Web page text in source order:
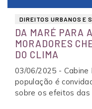
DIREITOS URBANOS E
DA MARÉ PARA
MORADORES
DO CLIMA
03/06/2025 - Cabine
população é
sobre os efeitos das